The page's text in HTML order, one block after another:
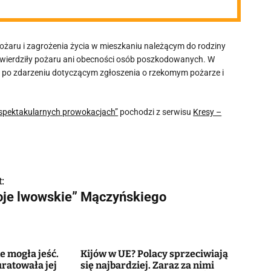
i zagrożenia życia w mieszkaniu należącym do rodziny
pożaru ani obecności osób poszkodowanych. W
zdarzeniu dotyczącym zgłoszenia o rzekomym pożarze i
prowokacjach” pochodzi z serwisu Kresy –
lwowskie” Mączyńskiego
mogła jeść.
jej
Kijów w UE? Polacy sprzeciwiają
się najbardziej. Zaraz za nimi